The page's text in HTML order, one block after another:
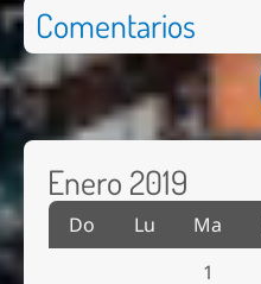
Comentarios
Enero 2019
Do Lu Ma
1